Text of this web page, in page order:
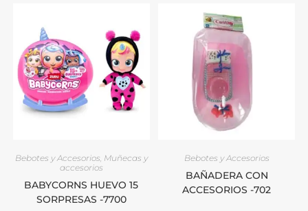
Bebotes y Accesorios Muñecas y
accesorios
BABYCORNS HUEVO 15
SORPRESAS -7700
Bebotes y Accesorios
BAÑADERA CON
ACCESORIOS -702